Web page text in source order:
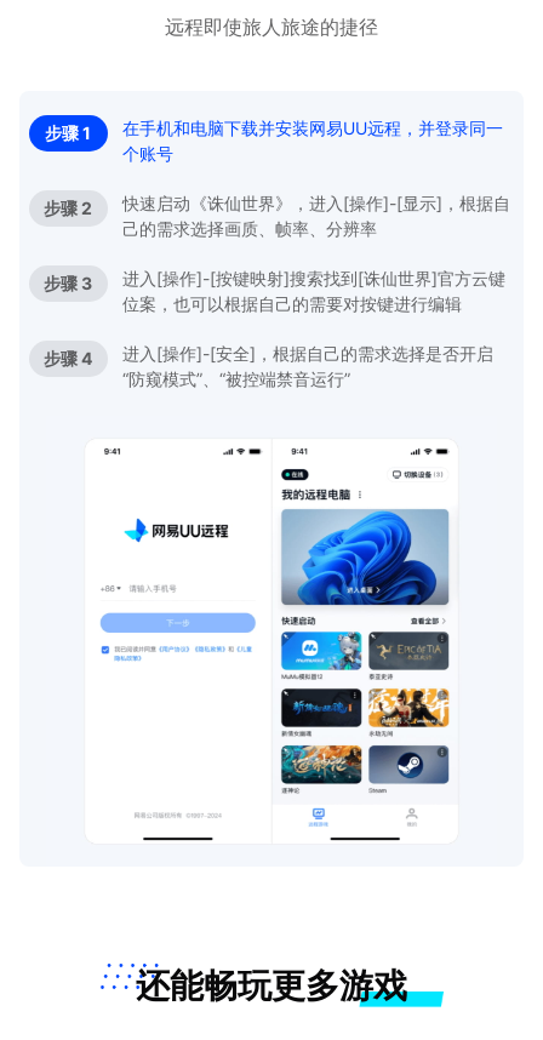
远程即使旅人旅途的捷径
步骤 1
在手机和电脑下载并安装网易UU远程，并登录同一
个账号
步骤 2
快速启动《诛仙世界》，进入[操作]-[显示]，根据自
己的需求选择画质、帧率、分辨率
步骤 3
进入[操作]-[按键映射]搜索找到[诛仙世界]官方云键
位案，也可以根据自己的需要对按键进行编辑
步骤 4
进入[操作]-[安全]，根据自己的需求选择是否开启
“防窥模式”、“被控端禁音运行”
还能畅玩更多游戏